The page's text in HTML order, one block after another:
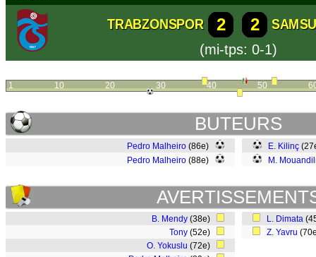
TRABZONSPOR 2 2
(mi-tps: 0-1)
1 10 20 30 40 50
BUTEURS
Pedro Malheiro (86e)
Pedro Malheiro (88e)
E. Kilinç
M.
B. Mendy (38e)
Tony (52e)
O. Yokuslu (72e)
L. Dimata
Z. Yavru